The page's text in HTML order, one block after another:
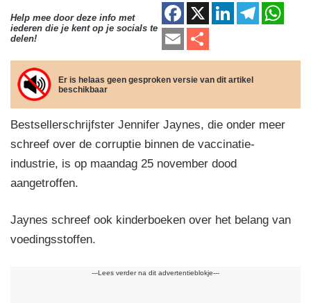
Help mee door deze info met
iederen die je kent op je socials te
delen!
F
a
c
e
b
o
o
k
X
Li
k
e
dI
n
T
e
a
m
at
A
p
E
m
ail
el
e
n
Er is helaas geen gesproken versie van dit artikel
beschikbaar
Bestsellerschrijfster Jennifer Jaynes, die onder meer
schreef over de corruptie binnen de vaccinatie-
industrie, is op maandag 25 november dood
aangetroffen.
Jaynes schreef ook kinderboeken over het belang van
voedingsstoffen.
---Lees verder na dit advertentieblokje---